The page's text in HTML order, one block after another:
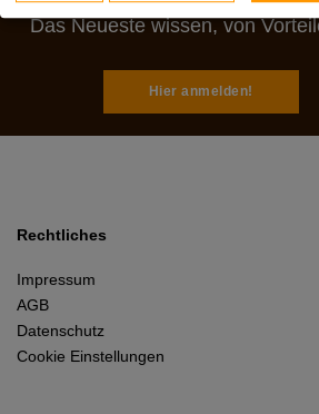
Das Neueste wissen, von
Hier anmelden!
Rechtliches
Impressum
AGB
Datenschutz
Cookie Einstellungen